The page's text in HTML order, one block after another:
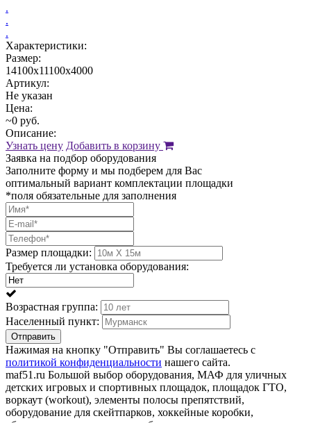
.
.
.
Характеристики:
Размер:
14100х11100х4000
Артикул:
Не указан
Цена:
~0 руб.
Описание:
Узнать цену Добавить в корзину
Заявка на подбор оборудования
Заполните форму и мы подберем для Вас
оптимальный вариант комплектации площадки
*поля обязательные для заполнения
Размер площадки:
Требуется ли установка оборудования:
Возрастная группа:
Населенный пункт:
Отправить
Нажимая на кнопку "Отправить" Вы соглашаетесь с
политикой конфиденциальности нашего сайта.
maf51.ru Большой выбор оборудования, МАФ для уличных
детских игровых и спортивных площадок, площадок ГТО,
воркаут (workout), элементы полосы препятствий,
оборудование для скейтпарков, хоккейные коробки,